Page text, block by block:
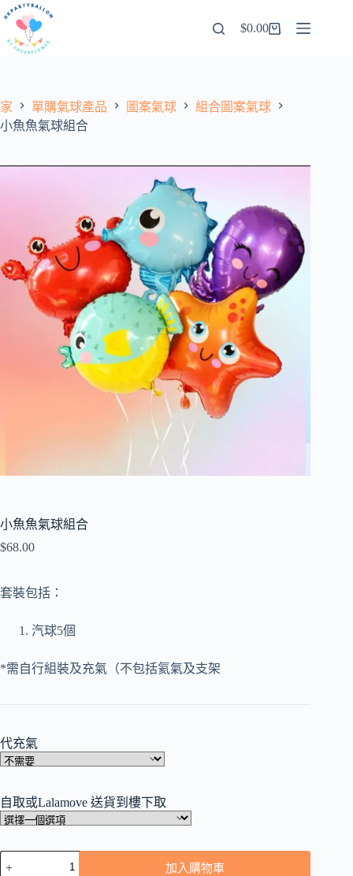
跳
內
$0.00
家 單購氣球產品 圖案氣球
組合圖案氣球
小魚魚氣球組合
小魚魚氣球組合
$68.00
套裝包括：
汽球5個
*需自行組裝及充氣（不包括氦氣及支架
代充氣
自取或Lalamove 送貨到樓下取
加入購物車